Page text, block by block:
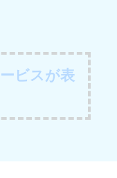
ビスが表